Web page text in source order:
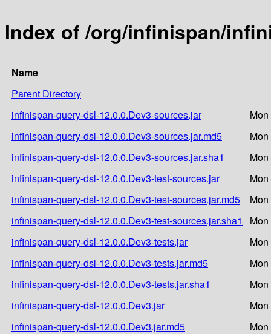
Index of /org/infinispan/
Name
Parent Directory
infinispan-query-dsl-12.0.0.Dev3-sources.jar
infinispan-query-dsl-12.0.0.Dev3-sources.jar.md5
infinispan-query-dsl-12.0.0.Dev3-sources.jar.sha1
infinispan-query-dsl-12.0.0.Dev3-test-sources.jar
infinispan-query-dsl-12.0.0.Dev3-test-sources.jar.md5
infinispan-query-dsl-12.0.0.Dev3-test-sources.jar.sha1
infinispan-query-dsl-12.0.0.Dev3-tests.jar
infinispan-query-dsl-12.0.0.Dev3-tests.jar.md5
infinispan-query-dsl-12.0.0.Dev3-tests.jar.sha1
infinispan-query-dsl-12.0.0.Dev3.jar
infinispan-query-dsl-12.0.0.Dev3.jar.md5